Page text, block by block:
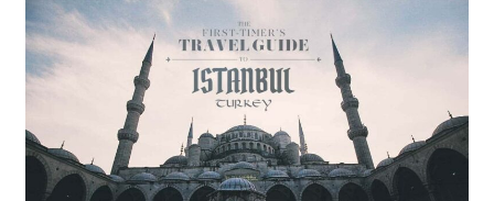
الأماكن
السياحية
لعام